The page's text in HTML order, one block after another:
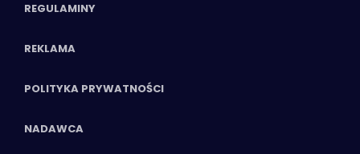
REGULAMINY
REKLAMA
POLITYKA PRYWATNOŚCI
NADAWCA